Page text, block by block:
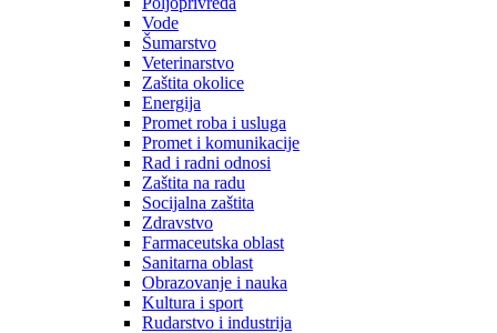
Vode
Šumarstvo
Veterinarstvo
Zaštita okolice
Energija
Promet roba i usluga
Promet i komunikacije
Rad i radni odnosi
Zaštita na radu
Socijalna zaštita
Zdravstvo
Farmaceutska oblast
Sanitarna oblast
Obrazovanje i nauka
Kultura i sport
Rudarstvo i industrija